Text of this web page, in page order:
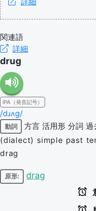
関連語
詳細
drug
IPA（発音記号）
/dɹʌɡ/
動詞 方言 活用形 分詞 過
(dialect) simple past
drag
原形: drag